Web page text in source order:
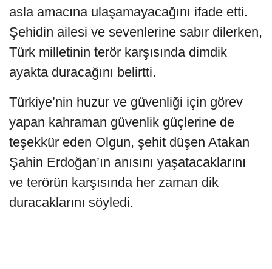
asla amacına ulaşamayacağını ifade etti.
Şehidin ailesi ve sevenlerine sabır dilerken,
Türk milletinin terör karşısında dimdik
ayakta duracağını belirtti.
Türkiye’nin huzur ve güvenliği için görev
yapan kahraman güvenlik güçlerine de
teşekkür eden Olgun, şehit düşen Atakan
Şahin Erdoğan’ın anısını yaşatacaklarını
ve terörün karşısında her zaman dik
duracaklarını söyledi.